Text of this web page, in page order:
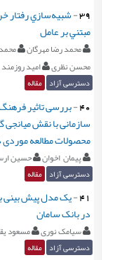
39
-شبيه‌سازي رفتار
مبتني بر عامل
محمد رضا مهرگان محمد
محسن نظری
امید روزمند
دسترسی آزاد مقاله
40
-بررسی تاثیر
سازمانی با نقش
محصولات مطالعه موردی
پیمان اخوان حسین
دسترسی آزاد مقاله
41
-یک مدل پیش بینی
در بانک سامان
سیامک نوری مسعود
دسترسی آزاد مقاله